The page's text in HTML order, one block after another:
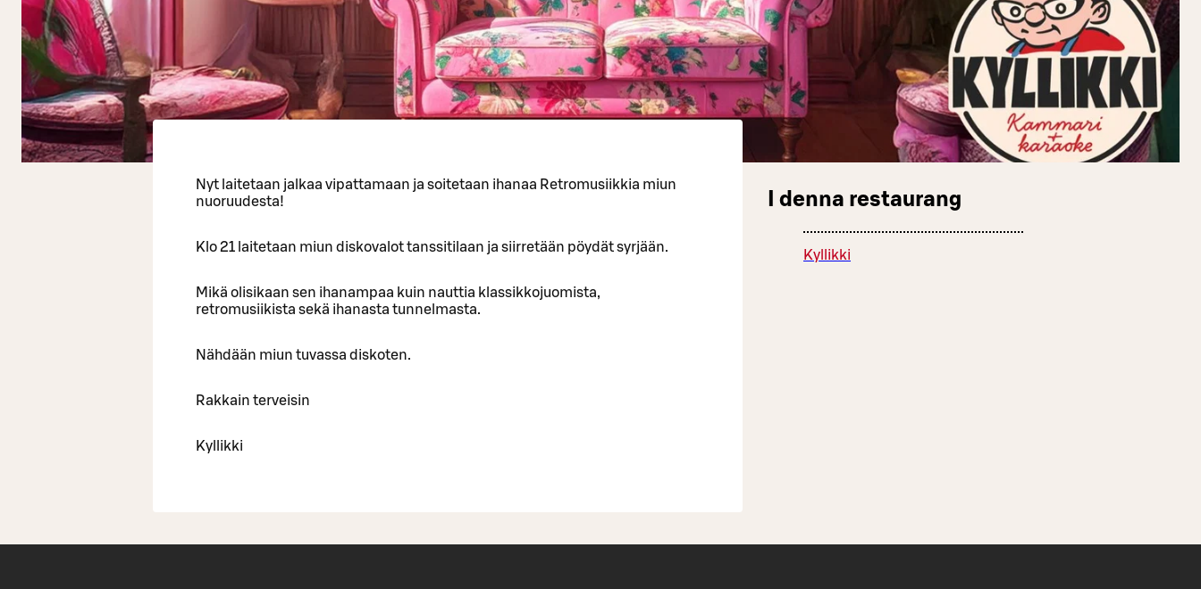
Nyt laitetaan jalkaa vipattamaan ja soitetaan ihanaa Retromusiikkia miun
nuoruudesta!
Klo 21 laitetaan miun diskovalot tanssitilaan ja siirretään pöydät syrjään.
Mikä olisikaan sen ihanampaa kuin nauttia klassikkojuomista,
retromusiikista sekä ihanasta tunnelmasta.
Nähdään miun tuvassa diskoten.
Rakkain terveisin
Kyllikki
I denna restaurang
Kyllikki